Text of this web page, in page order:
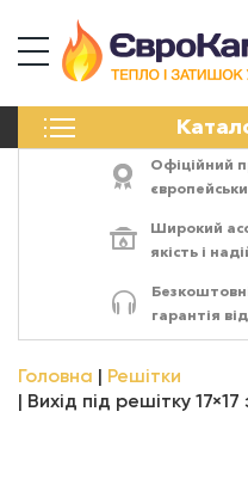
ПЕЧІ
ЕЛЕКТРОКАМІНИ
АКСЕСУАРИ
Офіційний
Широкий
якість і
гарантія
Головна
Решітки
Вихід під решітку